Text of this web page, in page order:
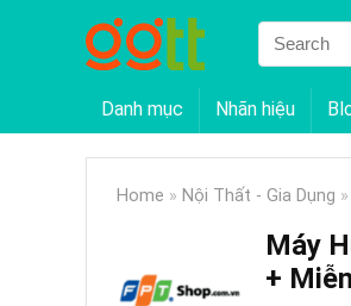
Danh mục Nhãn hiệu
Home » Nội Thất - Gia Dụng »
Máy
+